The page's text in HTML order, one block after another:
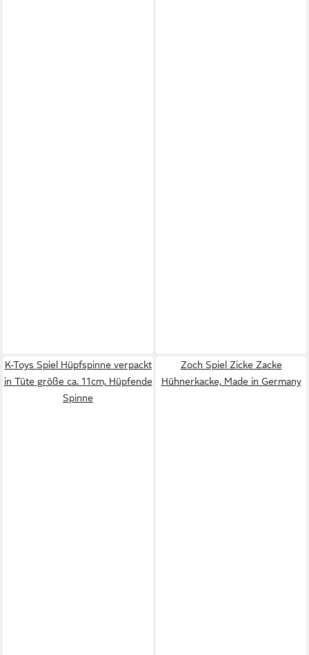
K-Toys Spiel Hüpfspinne verpackt
in Tüte größe ca. 11cm, Hüpfende
Spinne
Zoch Spiel Zicke Zacke
Hühnerkacke, Made in Germany